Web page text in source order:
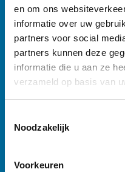
en om ons
informatie over uw
partners voor social
partners kunnen deze
informatie die u aan ze
verzameld op basis van
Noodzakelijk
Voorkeuren